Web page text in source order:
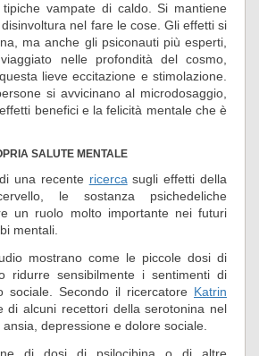
vampate di caldo. Si mantiene
nel fare le cose. Gli effetti si
ma anche gli psiconauti più esperti,
nelle profondità del cosmo,
lieve eccitazione e stimolazione.
si avvicinano al microdosaggio,
benefici e la felicità mentale che è
SALUTE MENTALE
una recente ricerca sugli effetti della
le sostanza psichedeliche
un ruolo molto importante nei futuri
mentali.
mostrano come le piccole dosi di
ridurre sensibilmente i sentimenti di
sociale. Secondo il ricercatore Katrin
di alcuni recettori della serotonina nel
depressione e dolore sociale.